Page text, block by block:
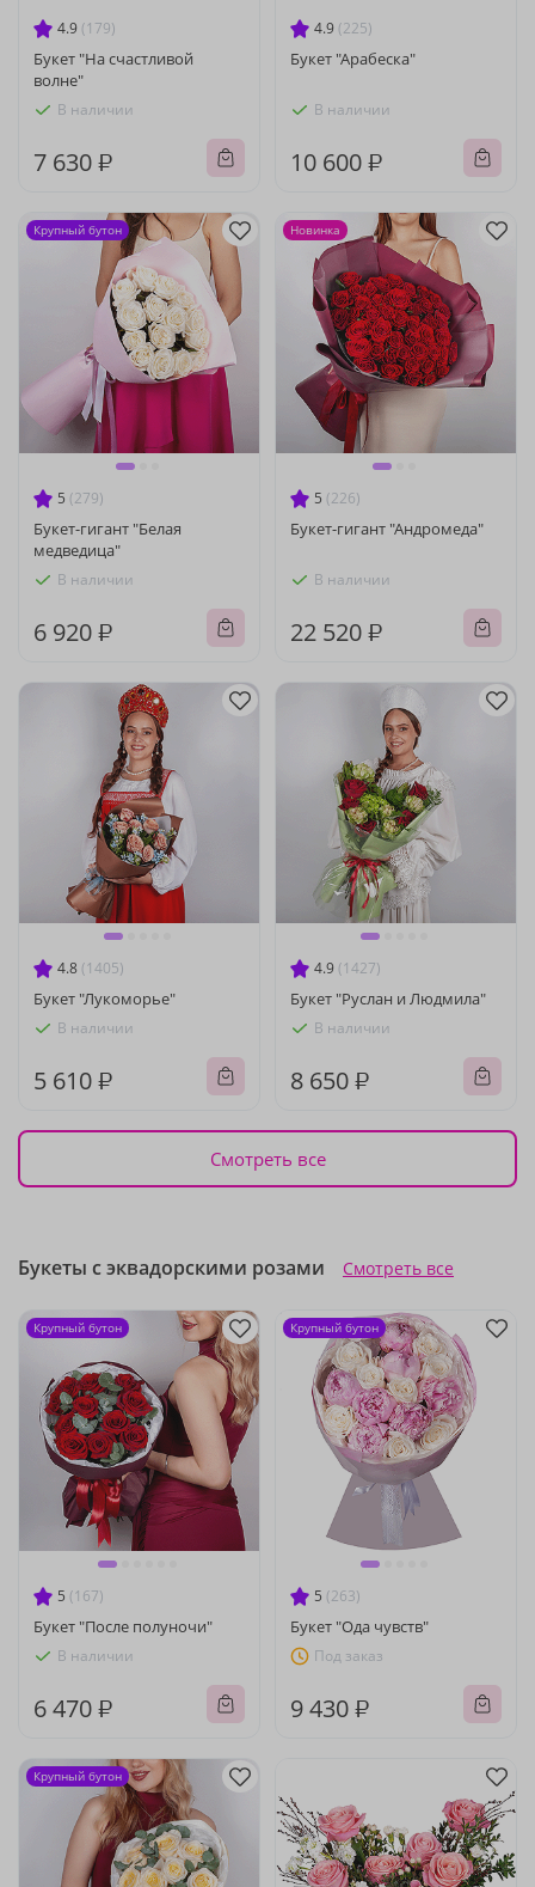
4.9 (179)
Букет "На счастливой
волне"
В наличии
7 630 ₽
4.9 (225)
Букет "Арабеска"
В наличии
10 600 ₽
5 (279)
Букет-гигант "Белая
медведица"
В наличии
6 920 ₽
Крупный бутон
5 (226)
Букет-гигант "Андромеда"
В наличии
22 520 ₽
Новинка
4.8 (1405)
Букет "Лукоморье"
В наличии
5 610 ₽
4.9 (1427)
Букет "Руслан и Людмила"
В наличии
8 650 ₽
Смотреть все
Букеты с эквадорскими розами Смотреть все
5 (167)
Букет "После полуночи"
В наличии
6 470 ₽
Крупный бутон
5 (263)
Букет "Ода чувств"
Под заказ
9 430 ₽
Крупный бутон
Крупный бутон